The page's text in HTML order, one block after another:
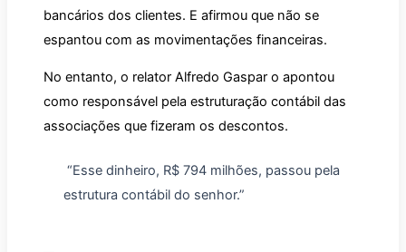
bancários dos clientes. E afirmou que não se
espantou com as movimentações financeiras.
No entanto, o relator Alfredo Gaspar o apontou
como responsável pela estruturação contábil das
associações que fizeram os descontos.
“Esse dinheiro, R$ 794 milhões, passou pela
estrutura contábil do senhor.”